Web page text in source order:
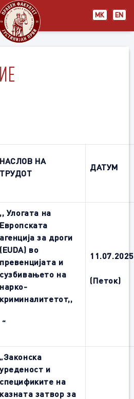
МК EN
НАСЛОВ НА
ТРУДОТ
ДАТУМ
,, Улогата на
Европската
агенција за дроги
(EUDA) во
превенцијата и
сузбивањето на
нарко-
криминалитетот,,
“
11.07.2025
(Петок)
„Законска
уреденост и
спецификите на
казната затвор за